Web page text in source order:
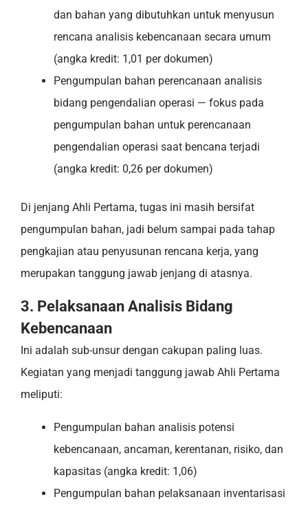
dan bahan yang dibutuhkan untuk menyusun
rencana analisis kebencanaan secara umum
(angka kredit: 1,01 per dokumen)
Pengumpulan bahan perencanaan analisis
bidang pengendalian operasi — fokus pada
pengumpulan bahan untuk perencanaan
pengendalian operasi saat bencana terjadi
(angka kredit: 0,26 per dokumen)
Di jenjang Ahli Pertama, tugas ini masih bersifat
pengumpulan bahan, jadi belum sampai pada tahap
pengkajian atau penyusunan rencana kerja, yang
merupakan tanggung jawab jenjang di atasnya.
3. Pelaksanaan Analisis Bidang
Kebencanaan
Ini adalah sub-unsur dengan cakupan paling luas.
Kegiatan yang menjadi tanggung jawab Ahli Pertama
meliputi:
Pengumpulan bahan analisis potensi
kebencanaan, ancaman, kerentanan, risiko, dan
kapasitas (angka kredit: 1,06)
Pengumpulan bahan pelaksanaan inventarisasi